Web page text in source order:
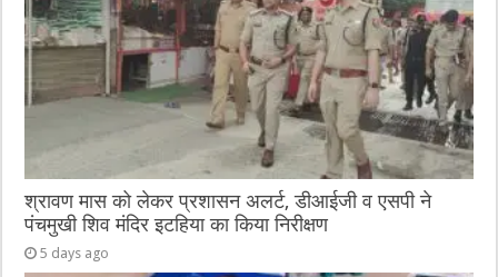
श्रावण मास को लेकर प्रशासन अलर्ट, डीआईजी व एसपी ने
पंचमुखी शिव मंदिर इटहिया का किया निरीक्षण
5 days ago